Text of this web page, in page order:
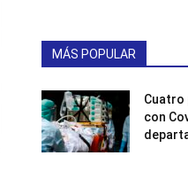
MÁS POPULAR
Cuatro
con